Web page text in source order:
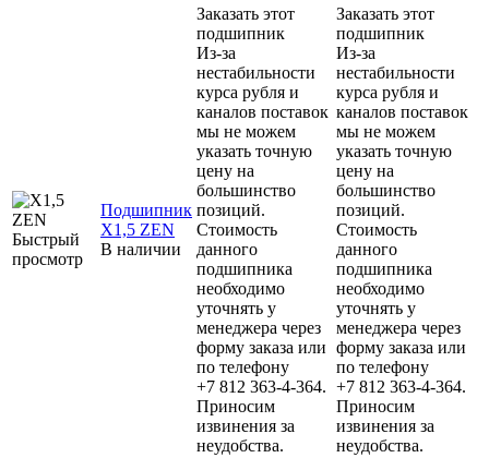
Быстрый
просмотр
Подшипник
X1,5 ZEN
В наличии
Заказать этот
подшипник
Из-за
нестабильности
курса рубля и
каналов поставок
мы не можем
указать точную
цену на
большинство
позиций.
Стоимость
данного
подшипника
необходимо
уточнять у
менеджера через
форму заказа или
по телефону
+7 812 363-4-364.
Приносим
извинения за
неудобства.
Заказать этот
подшипник
Из-за
нестабильности
курса рубля и
каналов поставок
мы не можем
указать точную
цену на
большинство
позиций.
Стоимость
данного
подшипника
необходимо
уточнять у
менеджера через
форму заказа или
по телефону
+7 812 363-4-364.
Приносим
извинения за
неудобства.